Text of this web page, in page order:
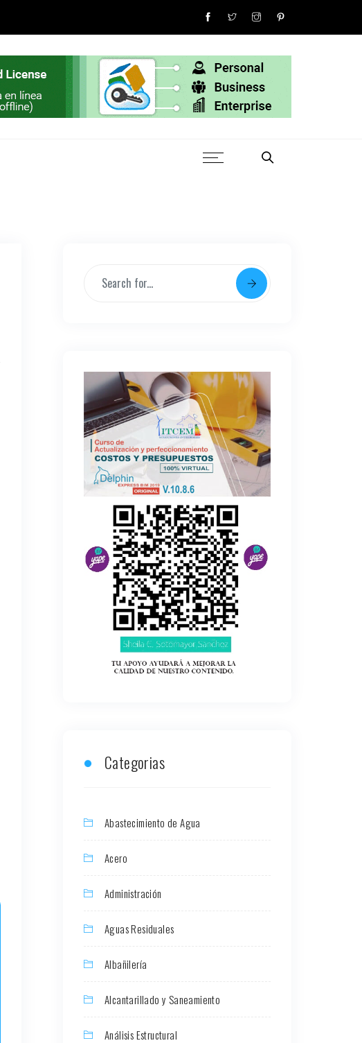
Categorias
Abastecimiento de Agua
Acero
Administración
Aguas Residuales
Albañilería
Alcantarillado y Saneamiento
Análisis Estructural